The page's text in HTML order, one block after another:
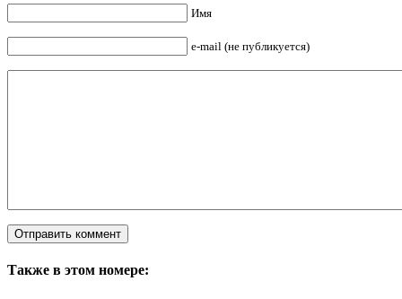
Имя
e-mail (не публикуется)
Также в этом номере: